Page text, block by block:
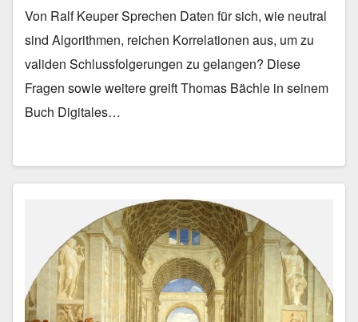
Von Ralf Keuper Sprechen Daten für sich, wie neutral
sind Algorithmen, reichen Korrelationen aus, um zu
validen Schlussfolgerungen zu gelangen? Diese
Fragen sowie weitere greift Thomas Bächle in seinem
Buch Digitales…